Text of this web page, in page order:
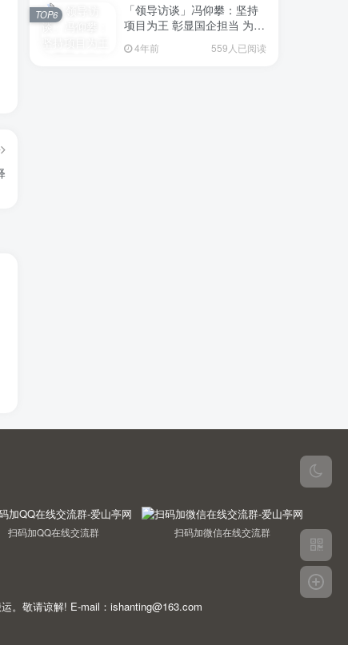
「领导访谈」冯仰攀：坚持
项目为王 彰显国企担当 为全
点项目建设贡献“交发力量”
4年前 559人已阅读
TOP6
扫码加QQ在线交流群 扫码加微信在线交流群
。敬请谅解! E-mail：ishanting@163.com